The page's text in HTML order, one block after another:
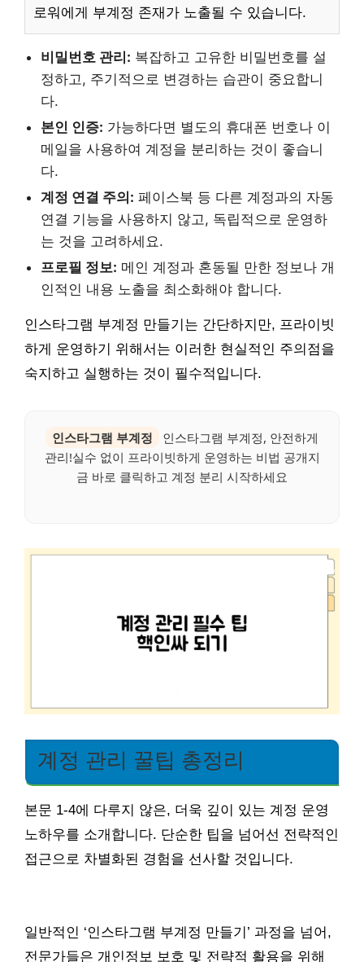
로워에게 부계정 존재가 노출될 수 있습니다.
비밀번호 관리: 복잡하고 고유한 비밀번호를 설
정하고, 주기적으로 변경하는 습관이 중요합니
다.
본인 인증: 가능하다면 별도의 휴대폰 번호나 이
메일을 사용하여 계정을 분리하는 것이 좋습니
다.
계정 연결 주의: 페이스북 등 다른 계정과의 자동
연결 기능을 사용하지 않고, 독립적으로 운영하
는 것을 고려하세요.
프로필 정보: 메인 계정과 혼동될 만한 정보나 개
인적인 내용 노출을 최소화해야 합니다.
인스타그램 부계정 만들기는 간단하지만, 프라이빗
하게 운영하기 위해서는 이러한 현실적인 주의점을
숙지하고 실행하는 것이 필수적입니다.
인스타그램 부계정
인스타그램 부계정, 안전하게
관리!실수 없이 프라이빗하게 운영하는 비법 공개지
금 바로 클릭하고 계정 분리 시작하세요
계정 관리 꿀팁 총정리
본문 1-4에 다루지 않은, 더욱 깊이 있는 계정 운영
노하우를 소개합니다. 단순한 팁을 넘어선 전략적인
접근으로 차별화된 경험을 선사할 것입니다.
일반적인 ‘인스타그램 부계정 만들기’ 과정을 넘어,
전문가들은 개인정보 보호 및 전략적 활용을 위해